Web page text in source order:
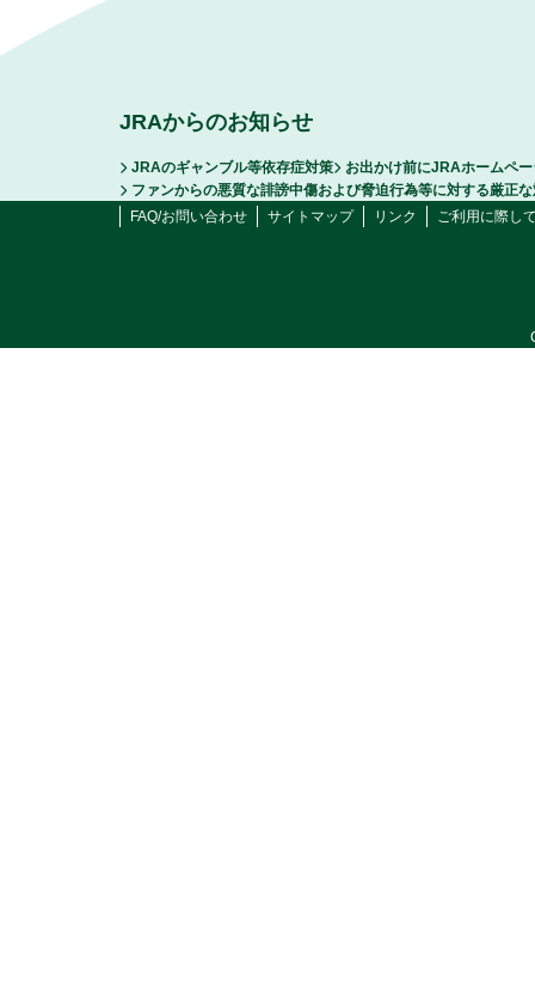
JRAからのお知らせ
JRAのギャンブル等依存症対策
お出かけ前にJRAホームペ
ファンからの悪質な誹謗中傷および脅迫行為等に対する厳正
FAQ/お問い合わせ
サイトマップ リンク ご利用に際し